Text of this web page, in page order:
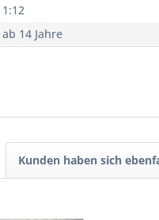
1:12
ab 14 Jahre
Kunden haben sich